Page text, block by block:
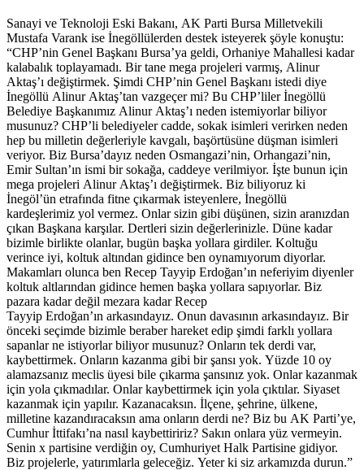
Sanayi ve Teknoloji Eski Bakanı, AK Parti Bursa Milletvekili
Mustafa Varank ise İnegöllülerden destek isteyerek şöyle konuştu:
“CHP’nin Genel Başkanı Bursa’ya geldi, Orhaniye Mahallesi kadar
kalabalık toplayamadı. Bir tane mega projeleri varmış, Alinur
Aktaş’ı değiştirmek. Şimdi CHP’nin Genel Başkanı istedi diye
İnegöllü Alinur Aktaş’tan vazgeçer mi? Bu CHP’liler İnegöllü
Belediye Başkanımız Alinur Aktaş’ı neden istemiyorlar biliyor
musunuz? CHP’li belediyeler cadde, sokak isimleri verirken neden
hep bu milletin değerleriyle kavgalı, başörtüsüne düşman isimleri
veriyor. Biz Bursa’dayız neden Osmangazi’nin, Orhangazi’nin,
Emir Sultan’ın ismi bir sokağa, caddeye verilmiyor. İşte bunun için
mega projeleri Alinur Aktaş’ı değiştirmek. Biz biliyoruz ki
İnegöl’ün etrafında fitne çıkarmak isteyenlere, İnegöllü
kardeşlerimiz yol vermez. Onlar sizin gibi düşünen, sizin aranızdan
çıkan Başkana karşılar. Dertleri sizin değerlerinizle. Düne kadar
bizimle birlikte olanlar, bugün başka yollara girdiler. Koltuğu
verince iyi, koltuk altından gidince ben oynamıyorum diyorlar.
Makamları olunca ben Recep Tayyip Erdoğan’ın neferiyim diyenler
koltuk altlarından gidince hemen başka yollara sapıyorlar. Biz
pazara kadar değil mezara kadar Recep
Tayyip Erdoğan’ın arkasındayız. Onun davasının arkasındayız. Bir
önceki seçimde bizimle beraber hareket edip şimdi farklı yollara
sapanlar ne istiyorlar biliyor musunuz? Onların tek derdi var,
kaybettirmek. Onların kazanma gibi bir şansı yok. Yüzde 10 oy
alamazsanız meclis üyesi bile çıkarma şansınız yok. Onlar kazanmak
için yola çıkmadılar. Onlar kaybettirmek için yola çıktılar. Siyaset
kazanmak için yapılır. Kazanacaksın. İlçene, şehrine, ülkene,
milletine kazandıracaksın ama onların derdi ne? Biz bu AK Parti’ye,
Cumhur İttifakı’na nasıl kaybettiririz? Sakın onlara yüz vermeyin.
Senin x partisine verdiğin oy, Cumhuriyet Halk Partisine gidiyor.
Biz projelerle, yatırımlarla geleceğiz. Yeter ki siz arkamızda durun.”